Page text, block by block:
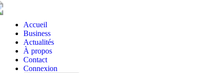
Accueil
Business
Actualités
À propos
Contact
Connexion